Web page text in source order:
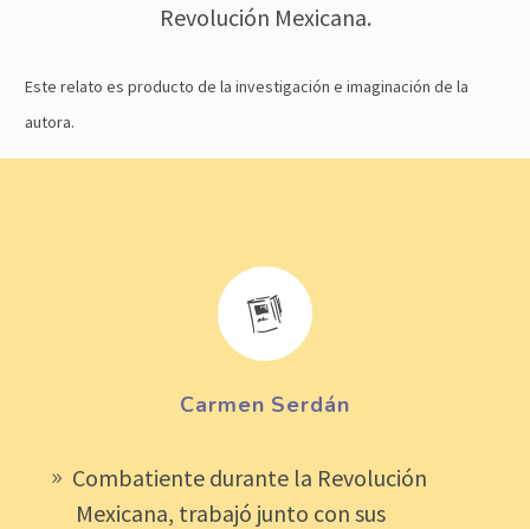
Revolución Mexicana.
Este relato es producto de la investigación e imaginación de la
autora.


Carmen Serdán
Combatiente durante la Revolución
Mexicana, trabajó junto con sus